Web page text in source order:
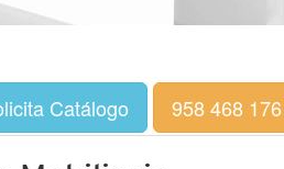
Catálogo 958 468 176